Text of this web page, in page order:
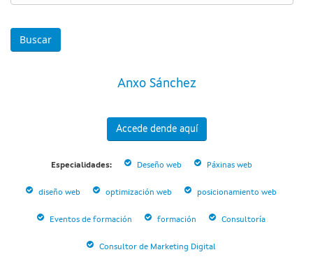
Anxo Sánchez
Accede dende aquí
Especialidades: Deseño web Páxinas web
diseño web optimización web posicionamiento web
Eventos de formación formación Consultoría
Consultor de Marketing Digital